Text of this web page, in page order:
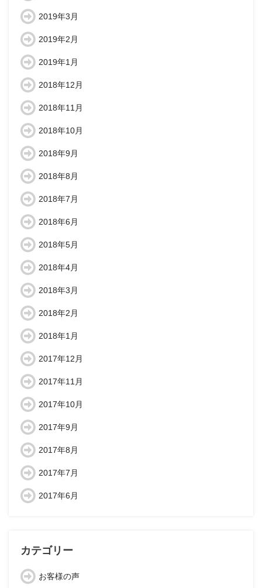
2019年3月
2019年2月
2019年1月
2018年12月
2018年11月
2018年10月
2018年9月
2018年8月
2018年7月
2018年6月
2018年5月
2018年4月
2018年3月
2018年2月
2018年1月
2017年12月
2017年11月
2017年10月
2017年9月
2017年8月
2017年7月
2017年6月
カテゴリー
お客様の声